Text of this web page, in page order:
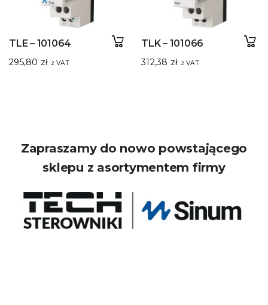
TLE – 101064
295,80 zł z VAT
TLK – 101066
312,38 zł z VAT
Zapraszamy do nowo powstającego
sklepu z asortymentem firmy